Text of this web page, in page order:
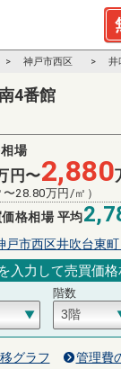
神戸市西区 井
4番館
場
円〜2,880
〜28.80万円/㎡）
格相場 平均
戸市西区井吹台東町
入力して売買価格
階数
グラフ 管理費